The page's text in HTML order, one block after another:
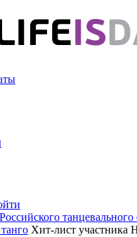
Хит-лист участника